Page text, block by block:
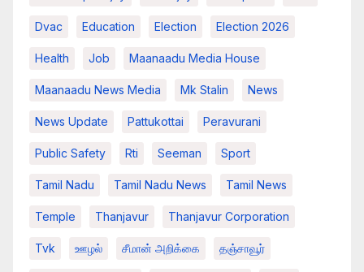
Dvac Education Election Election 2026
Health Job Maanaadu Media House
Maanaadu News Media Mk Stalin News
News Update Pattukottai Peravurani
Public Safety Rti Seeman Sport
Tamil Nadu Tamil Nadu News Tamil News
Temple Thanjavur Thanjavur Corporation
Tvk ஊழல் சீமான் அறிக்கை தஞ்சாவூர்